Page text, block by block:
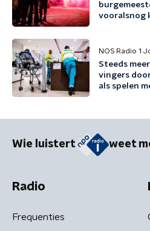
vooralsnog
NOS Radio 1
Steeds
vingers
als spelen
Wie luistert weet
Radio
Frequenties